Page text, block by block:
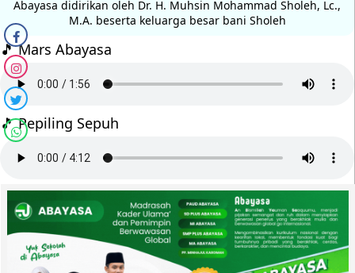
Abayasa didirikan oleh Dr. H. Muhsin Mohammad Sholeh, Lc.,
M.A. beserta keluarga besar bani Sholeh
🎵 Mars Abayasa
🎵 Pepiling Sepuh